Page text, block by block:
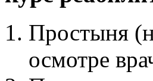
Простыня
осмотре